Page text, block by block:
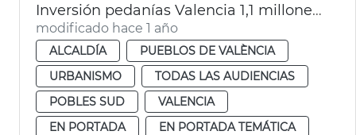
Inversión pedanías Valencia 1,1 millones de euros en un año
modificado hace 1 año
ALCALDÍA
PUEBLOS DE VALÈNCIA
URBANISMO
TODAS LAS AUDIENCIAS
POBLES SUD
VALENCIA
EN PORTADA
EN PORTADA TEMÁTICA